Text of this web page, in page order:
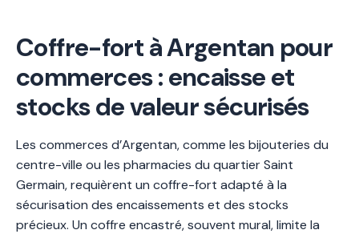
Coffre-fort à Argentan pour
commerces : encaisse et
stocks de valeur sécurisés
Les commerces d’Argentan, comme les bijouteries du
centre-ville ou les pharmacies du quartier Saint
Germain, requièrent un coffre-fort adapté à la
sécurisation des encaissements et des stocks
précieux. Un coffre encastré, souvent mural, limite la